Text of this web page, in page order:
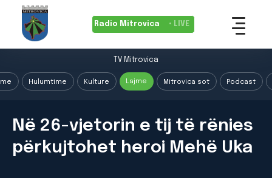
Radio Mitrovica • LIVE
TV Mitrovica
Hulumtime Kulture Lajme Mitrovica sot Podcast
Në 26-vjetorin e tij të rënies
përkujtohet heroi Mehë Uka